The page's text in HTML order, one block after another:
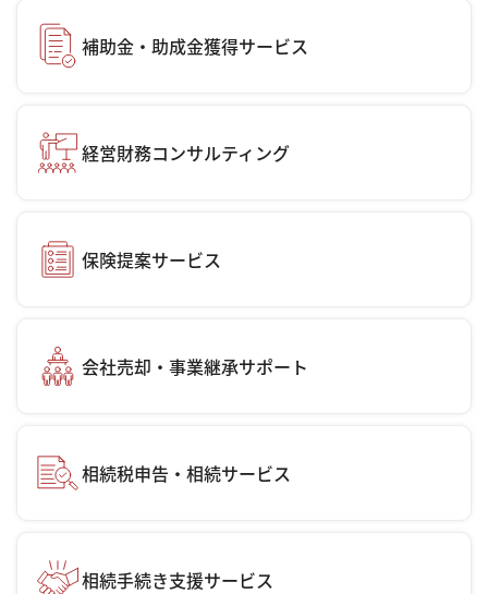
補助金・助成金獲得サービス
経営財務コンサルティング
保険提案サービス
会社売却・事業継承サポート
相続税申告・相続サービス
相続手続き支援サービス